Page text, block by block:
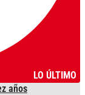
LO ÚLTIMO
años